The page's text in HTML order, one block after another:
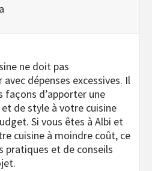
ne doit pas
dépenses excessives. Il
façons d’apporter une
de style à votre cuisine
Si vous êtes à Albi et
cuisine à moindre coût, ce
pratiques et de conseils